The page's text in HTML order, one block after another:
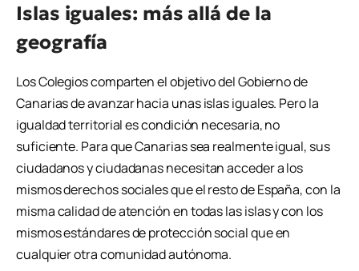
Islas iguales: más allá de la
geografía
Los Colegios comparten el objetivo del Gobierno de
Canarias de avanzar hacia unas islas iguales. Pero la
igualdad territorial es condición necesaria, no
suficiente. Para que Canarias sea realmente igual, sus
ciudadanos y ciudadanas necesitan acceder a los
mismos derechos sociales que el resto de España, con la
misma calidad de atención en todas las islas y con los
mismos estándares de protección social que en
cualquier otra comunidad autónoma.